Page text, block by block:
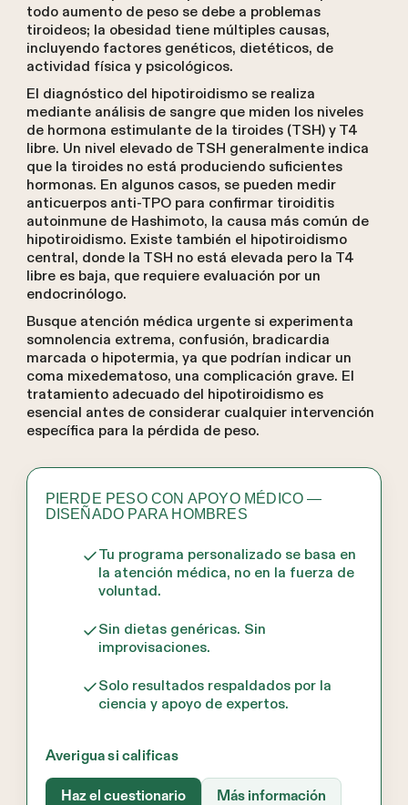
todo aumento de peso se debe a problemas
tiroideos; la obesidad tiene múltiples causas,
incluyendo factores genéticos, dietéticos, de
actividad física y psicológicos.
El diagnóstico del hipotiroidismo se realiza
mediante análisis de sangre que miden los niveles
de hormona estimulante de la tiroides (TSH) y T4
libre. Un nivel elevado de TSH generalmente indica
que la tiroides no está produciendo suficientes
hormonas. En algunos casos, se pueden medir
anticuerpos anti-TPO para confirmar tiroiditis
autoinmune de Hashimoto, la causa más común de
hipotiroidismo. Existe también el hipotiroidismo
central, donde la TSH no está elevada pero la T4
libre es baja, que requiere evaluación por un
endocrinólogo.
Busque atención médica urgente si experimenta
somnolencia extrema, confusión, bradicardia
marcada o hipotermia, ya que podrían indicar un
coma mixedematoso, una complicación grave. El
tratamiento adecuado del hipotiroidismo es
esencial antes de considerar cualquier intervención
específica para la pérdida de peso.
PIERDE PESO CON APOYO MÉDICO —
DISEÑADO PARA HOMBRES
Tu programa personalizado se basa en
la atención médica, no en la fuerza de
voluntad.
Sin dietas genéricas. Sin
improvisaciones.
Solo resultados respaldados por la
ciencia y apoyo de expertos.
Averigua si calificas
Haz el cuestionario Más información